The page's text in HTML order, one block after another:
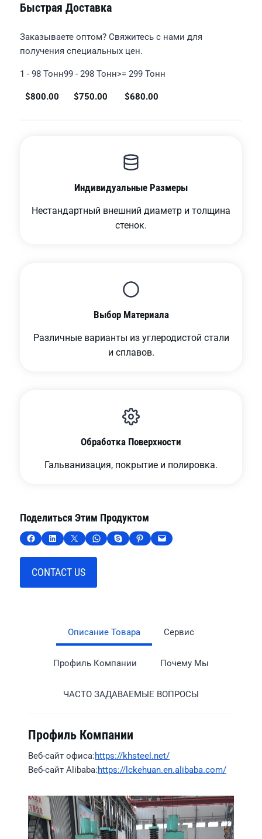
Быстрая Доставка
Заказываете оптом? Свяжитесь с нами для
получения специальных цен.
1 - 98 Тонн
$800.00
99 - 298 Тонн
$750.00
>= 299 Тонн
$680.00
Индивидуальные Размеры
Нестандартный внешний диаметр и толщина
стенок.
Выбор Материала
Различные варианты из углеродистой стали
и сплавов.
Обработка Поверхности
Гальванизация, покрытие и полировка.
Поделиться Этим Продуктом
Поделиться на Facebook
Поделиться на LinkedIn
Поделиться на X Поделиться в WhatsApp
Поделиться в SkypeПоделиться в PinterestОтправить по электронной почте эту страницу
CONTACT US
Описание Товара Сервис
Профиль Компании Почему Мы
ЧАСТО ЗАДАВАЕМЫЕ ВОПРОСЫ
Профиль Компании
Веб-сайт офиса:https://khsteel.net/
Веб-сайт Alibaba:https://lckehuan.en.alibaba.com/